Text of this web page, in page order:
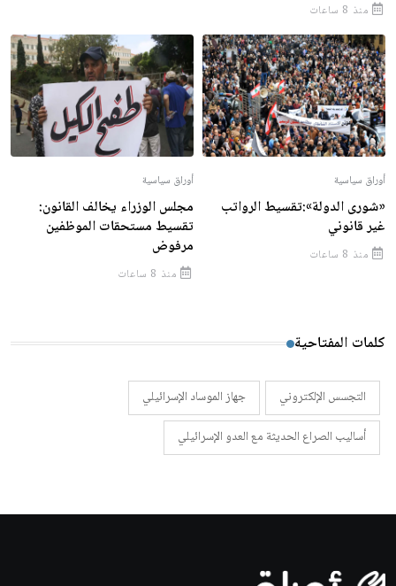
منذ 8 ساعات
أوراق سياسية
«شورى الدولة»:تقسيط الرواتب
غير قانوني
منذ 8 ساعات
أوراق سياسية
مجلس الوزراء يخالف القانون:
تقسيط مستحقات الموظفين
مرفوض
منذ 8 ساعات
كلمات المفتاحية
التجسس الإلكتروني
جهاز الموساد الإسرائيلي
أساليب الصراع الحديثة مع العدو الإسرائيلي